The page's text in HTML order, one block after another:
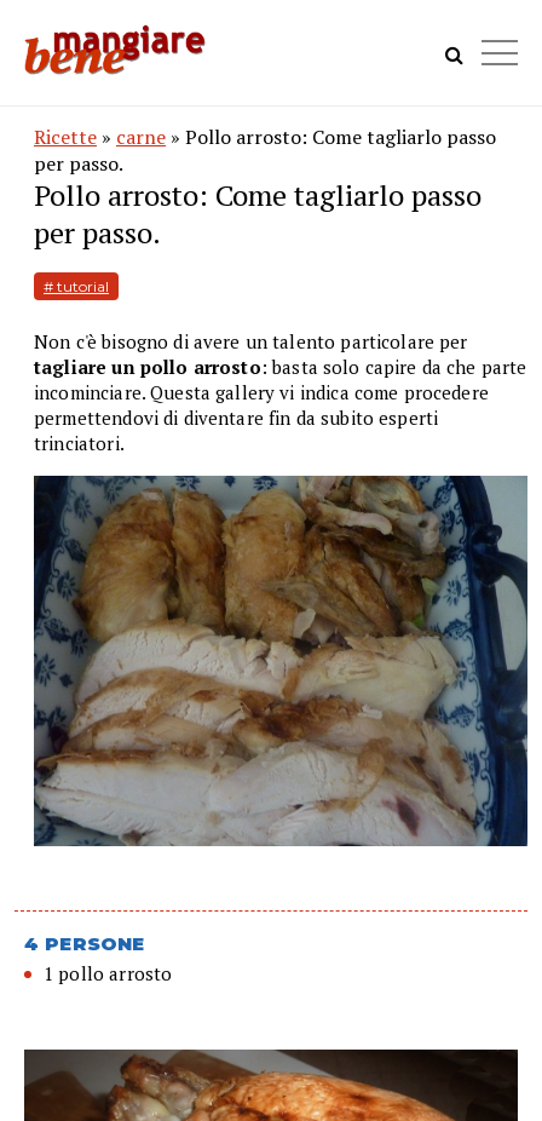
Ricette » carne » Pollo arrosto: Come tagliarlo passo
per passo.
Pollo arrosto: Come tagliarlo passo
per passo.
# tutorial
Non c'è bisogno di avere un talento particolare per
tagliare un pollo arrosto: basta solo capire da che parte
incominciare. Questa gallery vi indica come procedere
permettendovi di diventare fin da subito esperti
trinciatori.
4 PERSONE
1 pollo arrosto